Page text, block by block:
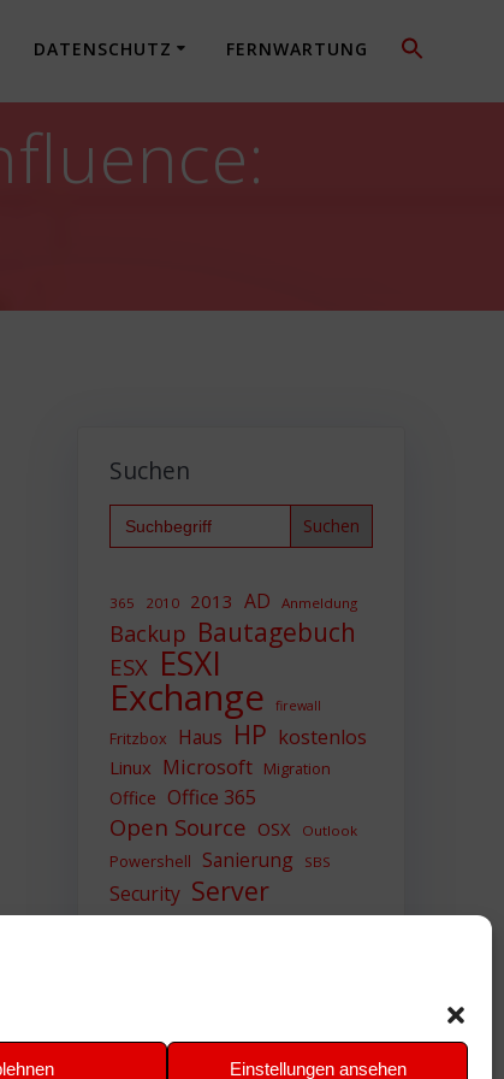
Einstellungen ansehen
DATENSCHUTZ FERNWARTUNG
Suchen
Search
for:
365 2010 2013 AD Anmeldung
Backup Bautagebuch
ESX ESXI
Exchange firewall
Fritzbox Haus HP kostenlos
Linux Microsoft Migration
Office Office 365
Open Source OSX Outlook
Powershell Sanierung SBS
Security Server
Sicherheit SIEM
VMWare VPN WAZUH